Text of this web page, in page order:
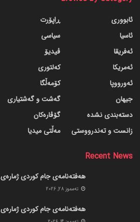
ئابووری
ئاسیا
ئەفریقا
ئەمریکا
ئەورووپا
جیهان
دسته‌بندی نشده
زانست و تەندرووستی
ڕاپۆرت
سیاسی
ڤیدیۆ
کەلتوری
کۆمەڵگا
گه‌شت و گه‌شتیاری
گۆڤاره‌کان
مەڵتی میدیا
Recent News
هەفتەنامەی جام کوردی ژمارەی 432
ته‌مموز 28, 2026
هەفتەنامەی جام کوردی ژمارەی 431